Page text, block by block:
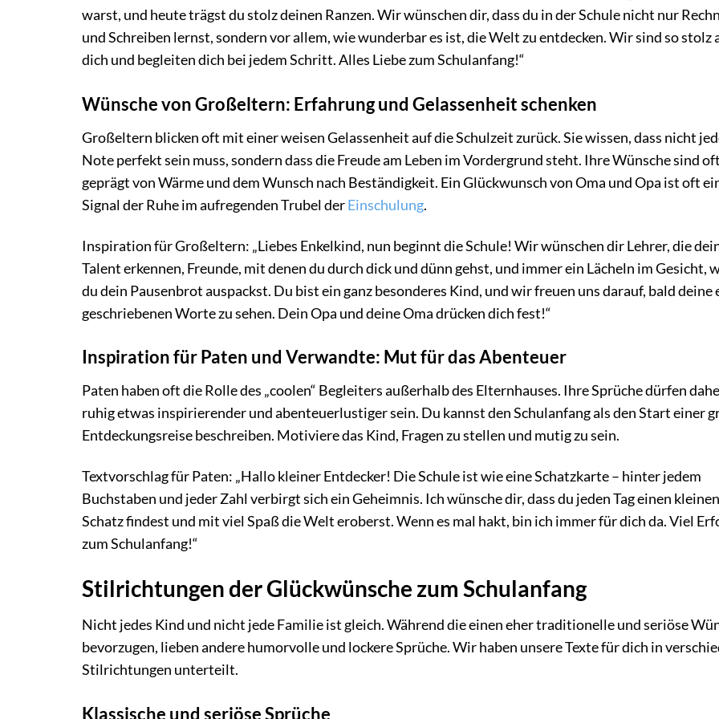
warst, und heute trägst du stolz deinen Ranzen. Wir wünschen dir, dass du in der Schule nicht nur
und Schreiben lernst, sondern vor allem, wie wunderbar es ist, die Welt zu entdecken. Wir sind so stolz
dich und begleiten dich bei jedem Schritt. Alles Liebe zum Schulanfang!“
Wünsche von Großeltern: Erfahrung und Gelassenheit schenken
Großeltern blicken oft mit einer weisen Gelassenheit auf die Schulzeit zurück. Sie wissen, dass nicht
Note perfekt sein muss, sondern dass die Freude am Leben im Vordergrund steht. Ihre Wünsche sind oft
geprägt von Wärme und dem Wunsch nach Beständigkeit. Ein Glückwunsch von Oma und Opa ist oft
Signal der Ruhe im aufregenden Trubel derEinschulung.
Inspiration für Großeltern: „Liebes Enkelkind, nun beginnt die Schule! Wir wünschen dir Lehrer, die
Talent erkennen, Freunde, mit denen du durch dick und dünn gehst, und immer ein Lächeln im Gesicht,
du dein Pausenbrot auspackst. Du bist ein ganz besonderes Kind, und wir freuen uns darauf, bald deine
geschriebenen Worte zu sehen. Dein Opa und deine Oma drücken dich fest!“
Inspiration für Paten und Verwandte: Mut für das Abenteuer
Paten haben oft die Rolle des „coolen“ Begleiters außerhalb des Elternhauses. Ihre Sprüche dürfen
ruhig etwas inspirierender und abenteuerlustiger sein. Du kannst den Schulanfang als den Start einer
Entdeckungsreise beschreiben. Motiviere das Kind, Fragen zu stellen und mutig zu sein.
Textvorschlag für Paten: „Hallo kleiner Entdecker! Die Schule ist wie eine Schatzkarte – hinter jedem
Buchstaben und jeder Zahl verbirgt sich ein Geheimnis. Ich wünsche dir, dass du jeden Tag einen kleinen
Schatz findest und mit viel Spaß die Welt eroberst. Wenn es mal hakt, bin ich immer für dich da. Viel
zum Schulanfang!“
Stilrichtungen der Glückwünsche zum Schulanfang
Nicht jedes Kind und nicht jede Familie ist gleich. Während die einen eher traditionelle und seriöse
bevorzugen, lieben andere humorvolle und lockere Sprüche. Wir haben unsere Texte für dich in
Stilrichtungen unterteilt.
Klassische und seriöse Sprüche